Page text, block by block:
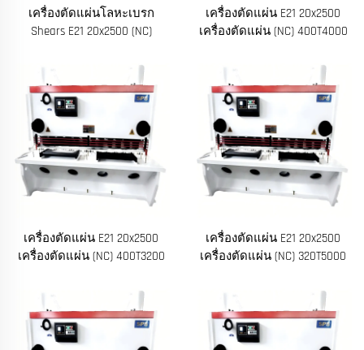
เครื่องตัดแผ่นโลหะเบรก
Shears E21 20x2500 (NC)
เครื่องตัดแผ่น E21 20x2500
เครื่องตัดแผ่น (NC) 400T4000
เครื่องตัดแผ่น E21 20x2500
เครื่องตัดแผ่น (NC) 400T3200
เครื่องตัดแผ่น E21 20x2500
เครื่องตัดแผ่น (NC) 320T5000